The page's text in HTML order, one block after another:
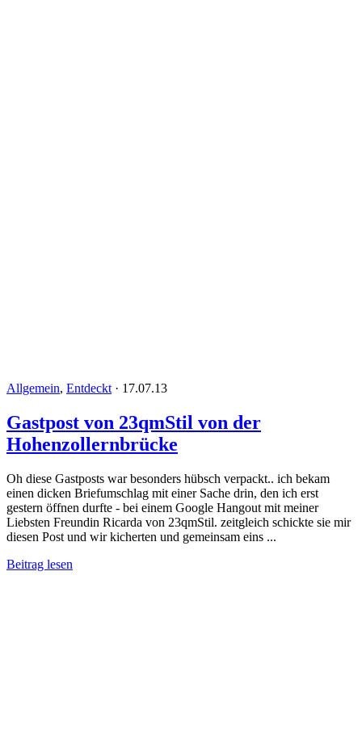
Allgemein, Entdeckt · 17.07.13
Gastpost von 23qmStil von der
Hohenzollernbrücke
Oh diese Gastposts war besonders hübsch verpackt.. ich bekam
einen dicken Briefumschlag mit einer Sache drin, den ich erst
gestern öffnen durfte - bei einem Google Hangout mit meiner
Liebsten Freundin Ricarda von 23qmStil. zeitgleich schickte sie mir
diesen Post und wir kicherten und gemeinsam eins ...
Beitrag lesen